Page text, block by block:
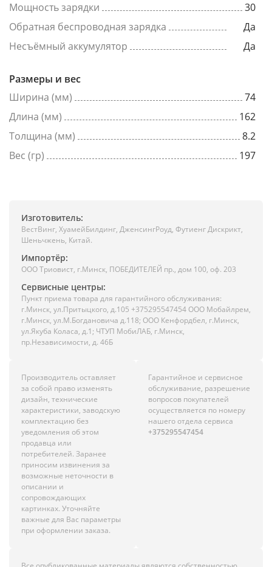
Мощность зарядки
30
Обратная беспроводная зарядка
Да
Несъёмный аккумулятор
Да
Размеры и вес
Ширина (мм)
74
Длина (мм)
162
Толщина (мм)
8.2
Вес (гр)
197
Изготовитель:
ВестВинг, ХуамейБилдинг, ДженсингРоуд, Футиенг Дискрикт,
Шеньчжень, Китай.
Импортёр:
ООО Триовист, г.Минск, ПОБЕДИТЕЛЕЙ пр., дом 100, оф. 203
Сервисные центры:
Пункт приема товара для гарантийного обслуживания:
г.Минск, ул.Притыцкого, д.105 +375295547454 ООО Мобайлрем,
г.Минск, ул.М.Богдановича д.118; ООО Кенфордбел, г.Минск,
ул.Якуба Коласа, д.1; ЧТУП МобиЛАБ, г.Минск,
пр.Независимости, д. 46Б
Производитель оставляет
за собой право изменять
дизайн, технические
характеристики, заводскую
комплектацию без
уведомления об этом
продавца или
потребителей. Заранее
приносим извинения за
возможные неточности в
описании и
сопровождающих
картинках. Уточняйте
важные для Вас параметры
при оформлении заказа.
Гарантийное и сервисное
обслуживание, разрешение
вопросов покупателей
осуществляется по номеру
нашего отдела сервиса
+375295547454